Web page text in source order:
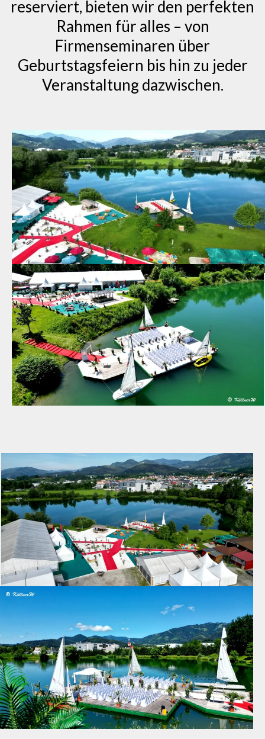
reserviert, bieten wir den perfekten
Rahmen für alles – von
Firmenseminaren über
Geburtstagsfeiern bis hin zu jeder
Veranstaltung dazwischen.